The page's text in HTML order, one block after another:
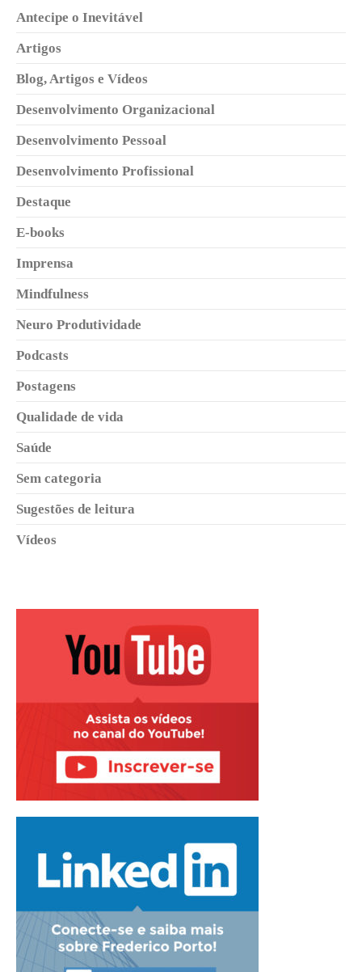
Antecipe o Inevitável
Artigos
Blog, Artigos e Vídeos
Desenvolvimento Organizacional
Desenvolvimento Pessoal
Desenvolvimento Profissional
Destaque
E-books
Imprensa
Mindfulness
Neuro Produtividade
Podcasts
Postagens
Qualidade de vida
Saúde
Sem categoria
Sugestões de leitura
Vídeos